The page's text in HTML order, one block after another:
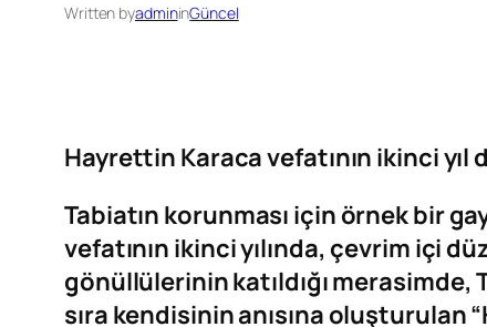
Written byadmininGüncel
Hayrettin Karaca vefatının ikinci yıl
Tabiatın korunması için örnek bir
vefatının ikinci yılında, çevrim içi
gönüllülerinin katıldığı merasimde,
sıra kendisinin anısına oluşturulan